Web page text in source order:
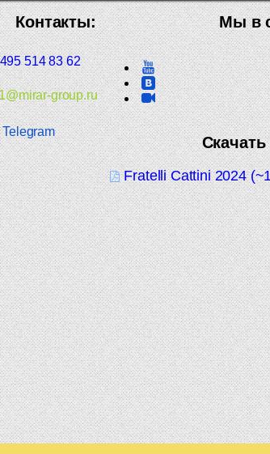
Мы в
Скачать
Fratelli Cattini 2024
Контакты:
514 83 62
group.ru
Telegram